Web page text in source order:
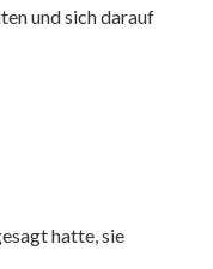
und sich darauf
hatte, sie